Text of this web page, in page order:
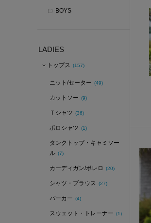
BOYS
LADIES
トップス (157)
ニット/セーター (49)
カットソー (9)
Ｔシャツ (36)
ポロシャツ (1)
タンクトップ・キャミソー
ル (7)
カーディガン/ボレロ (20)
シャツ・ブラウス (27)
パーカー (4)
スウェット・トレーナー (1)